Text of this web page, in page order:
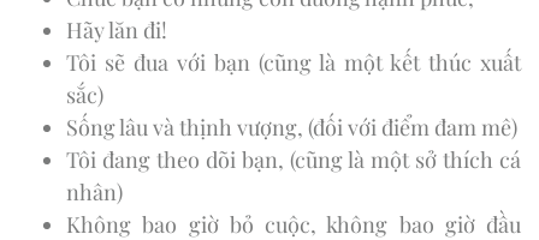
Hãy lăn đi!
Tôi sẽ đua với bạn (cũng là một kết thúc xuất
sắc)
Sống lâu và thịnh vượng, (đối với điểm đam mê)
Tôi đang theo dõi bạn, (cũng là một sở thích cá
nhân)
Không bao giờ bỏ cuộc, không bao giờ đầu